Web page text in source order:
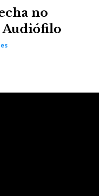
no
Audiófilo